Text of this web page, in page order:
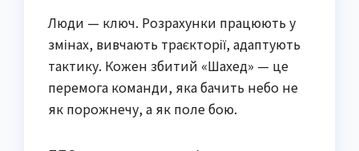
Люди — ключ. Розрахунки працюють у
змінах, вивчають траєкторії, адаптують
тактику. Кожен збитий «Шахед» — це
перемога команди, яка бачить небо не
як порожнечу, а як поле бою.